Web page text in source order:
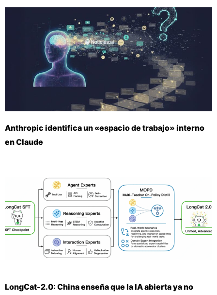
Anthropic identifica un «espacio de trabajo» interno
en Claude
LongCat-2.0: China enseña que la IA abierta ya no